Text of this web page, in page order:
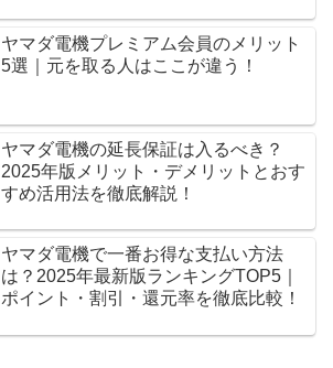
ヤマダ電機プレミアム会員のメリット
5選｜元を取る人はここが違う！
ヤマダ電機の延長保証は入るべき？
2025年版メリット・デメリットとおす
すめ活用法を徹底解説！
ヤマダ電機で一番お得な支払い方法
は？2025年最新版ランキングTOP5｜
ポイント・割引・還元率を徹底比較！